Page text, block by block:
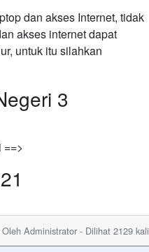
dan akses Internet, tidak
akses internet dapat
untuk itu silahkan
3
Administrator - Dilihat 2129 kali